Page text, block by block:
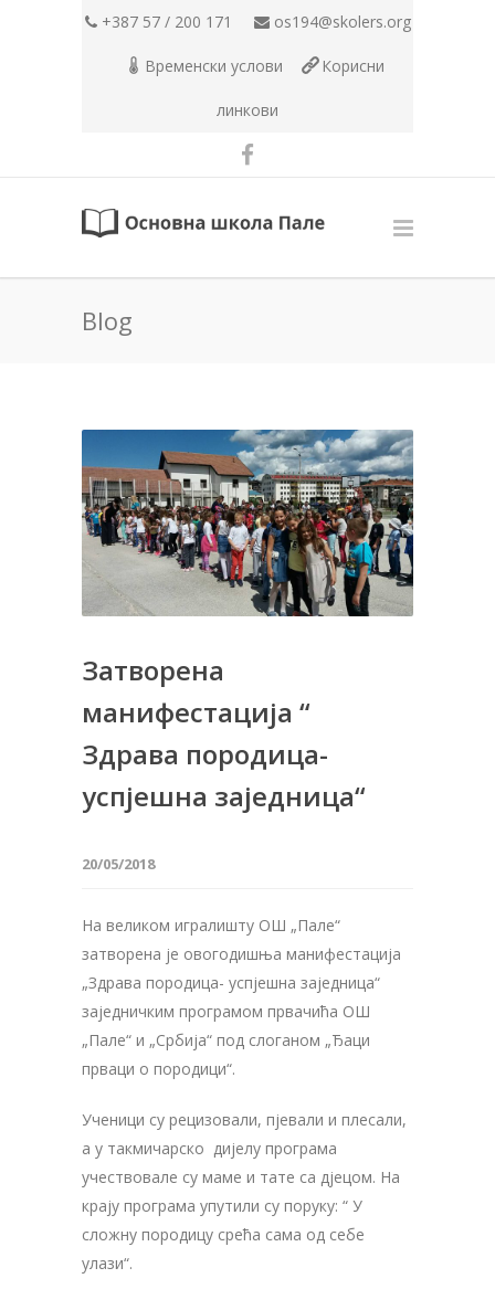
+387 57 / 200 171 os194@skolers.org
Временски услови Корисни
линкови
Blog
Затворена
манифестација “
Здрава породица-
успјешна заједница“
20/05/2018
На великом игралишту ОШ „Пале“
затворена је овогодишња манифестација
„Здрава породица- успјешна заједница“
заједничким програмом првачића ОШ
„Пале“ и „Србија“ под слоганом „Ђаци
прваци о породици“.
Ученици су рецизовали, пјевали и плесали,
а у такмичарско дијелу програма
учествовале су маме и тате са дјецом. На
крају програма упутили су поруку: “ У
сложну породицу срећа сама од себе
улази“.